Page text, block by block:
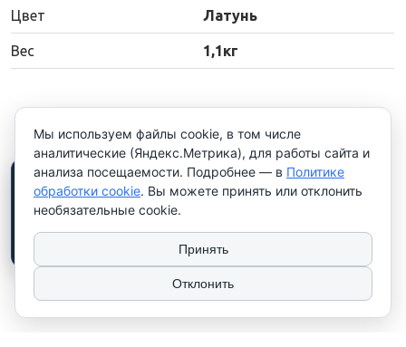
Цвет Латунь
Вес 1,1кг
Мы используем файлы cookie, в том числе
аналитические (Яндекс.Метрика), для работы сайта и
анализа посещаемости. Подробнее — в Политике
обработки cookie. Вы можете принять или отклонить
необязательные cookie.
Принять
Отклонить
×
Работаем только с
юридическими лицами и
индивидуальными
предпринимателями. Цены